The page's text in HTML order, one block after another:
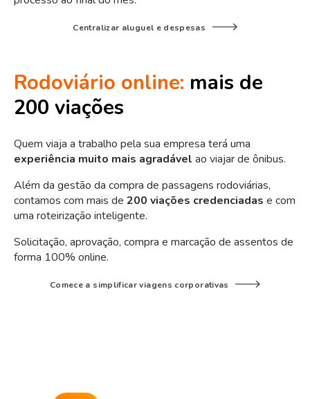
Centralizar aluguel e despesas
Rodoviário online: mais de
200 viações
Quem viaja a trabalho pela sua empresa terá uma
experiência muito mais agradável ao viajar de ônibus.
Além da gestão da compra de passagens rodoviárias,
contamos com mais de 200 viações credenciadas e com
uma roteirização inteligente.
Solicitação, aprovação, compra e marcação de assentos de
forma 100% online.
Comece a simplificar viagens corporativas